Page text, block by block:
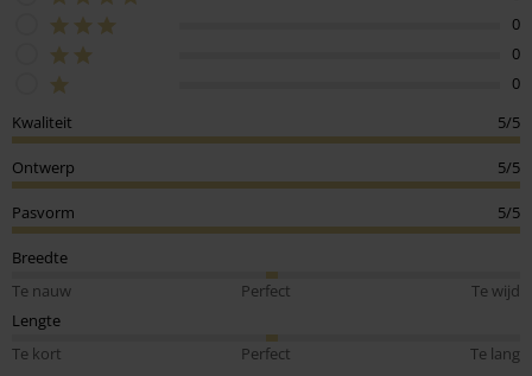
0
0
0
Kwaliteit
5/5
Ontwerp 5/5
Pasvorm 5/5
Breedte
Te nauw
Perfect
Te wijd
Lengte
Te kort
Perfect Te lang